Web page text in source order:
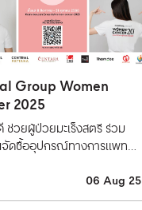
Group Women
2025
วยผู้ป่วยมะเร็งสตรี ร่วม
จัดซื้ออุปกรณ์ทางการแพทย์
นับสนุนโครงการพัฒนาสังคม
าพชีวิตอื่นๆ ผ่านมูลนิธิเตียง
06 Aug 25